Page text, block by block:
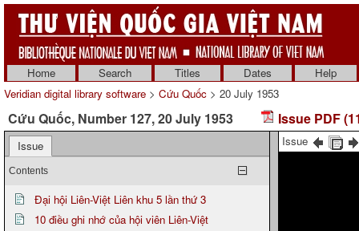
Home Search Titles Dates
Help
Veridian digital library software > Cứu Quốc > 20 July 1953
Cứu Quốc, Number 127, 20 July 1953 Issue PDF
Issue
Contents
Đại hội Liên-Việt Liên khu 5 lần thứ 3
10 điều ghi nhớ của hội viên Liên-Việt
Issue